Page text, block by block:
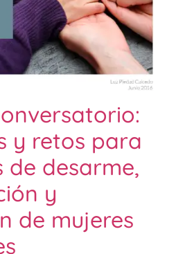
y retos para
de desarme,
y
de mujeres